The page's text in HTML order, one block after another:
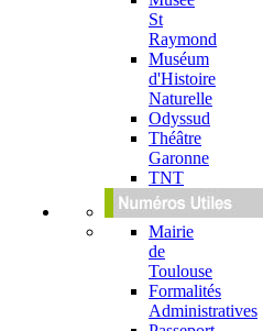
St
Raymond
Muséum
d'Histoire
Naturelle
Odyssud
Théâtre
Garonne
TNT
Mairie
de
Toulouse
Formalités
Administratives